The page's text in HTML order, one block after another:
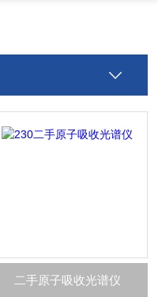
二手原子吸收光谱仪